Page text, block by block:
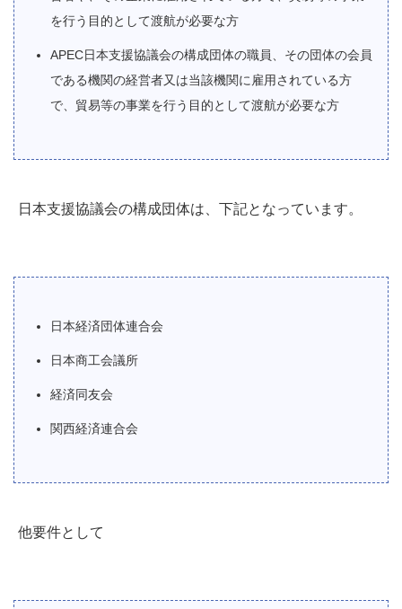
を行う目的として渡航が必要な方
APEC日本支援協議会の構成団体の職員、その団体の会員
である機関の経営者又は当該機関に雇用されている方
で、貿易等の事業を行う目的として渡航が必要な方
日本支援協議会の構成団体は、下記となっています。
日本経済団体連合会
日本商工会議所
経済同友会
関西経済連合会
他要件として